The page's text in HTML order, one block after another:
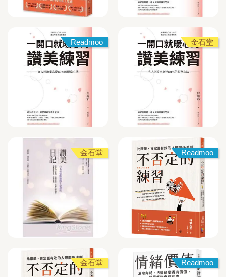
Readmoo 金石堂
金石堂 Readmoo
金石堂 Readmoo